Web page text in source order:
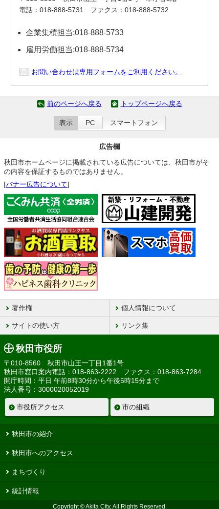
電話：018-888-5731 ファクス：018-888-5732
企業集積担当:018-888-5733
雇用労働担当:018-888-5734
お問い合わせは専用フォームをご利用ください。
前のページへ戻る トップページへ戻る
表示 PC スマートフォン
広告欄
秋田市ホームページに掲載されている広告については、秋田市がそ
の内容を保証するものではありません。
[バナー広告について]
著作権 個人情報について
サイトの使い方 リンク集
秋田市役所
〒010-8560 秋田市山王一丁目1番1号
秋田市窓口案内電話：018-863-2222 ファクス：018-863-7284
開庁時間：平日 午前8時30分から午後5時15分まで
法人番号：3000020052019
市役所アクセス 市の組織
秋田市の紹介
秋田市へのアクセス
まちづくり
統計情報
Copyright © Akita City, All Rights Reserved.